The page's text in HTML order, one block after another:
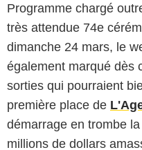
Programme chargé
très attendue 74e
dimanche 24 mars, le
également marqué dès
sorties qui pourraient
première place de
démarrage en trombe
millions de dollars